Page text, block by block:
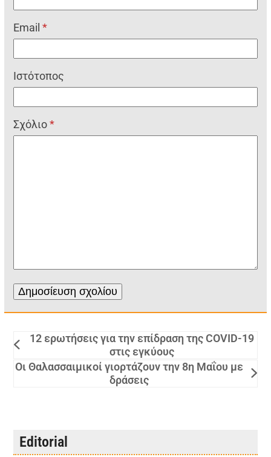
Email*
Ιστότοπος
Σχόλιο*
12 ερωτήσεις για την επίδραση της COVID-19
στις εγκύους
Οι Θαλασσαιμικοί γιορτάζουν την 8η Μαΐου με
δράσεις
Editorial